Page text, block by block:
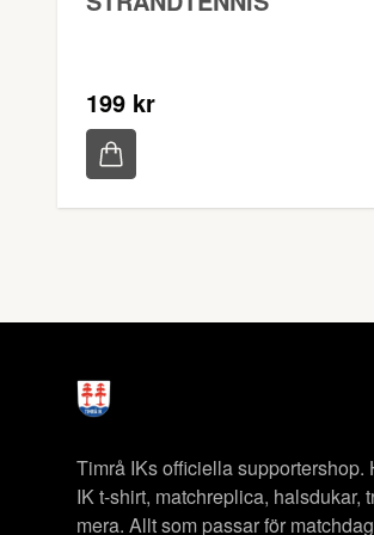
199 kr
Timrå IKs officiella supportershop.
IK t-shirt, matchreplica, halsdukar,
mera. Allt som passar för